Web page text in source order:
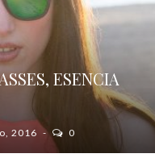
ESENCIA
2016 0